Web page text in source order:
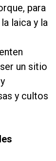
para
laica y la
un sitio
y cultos